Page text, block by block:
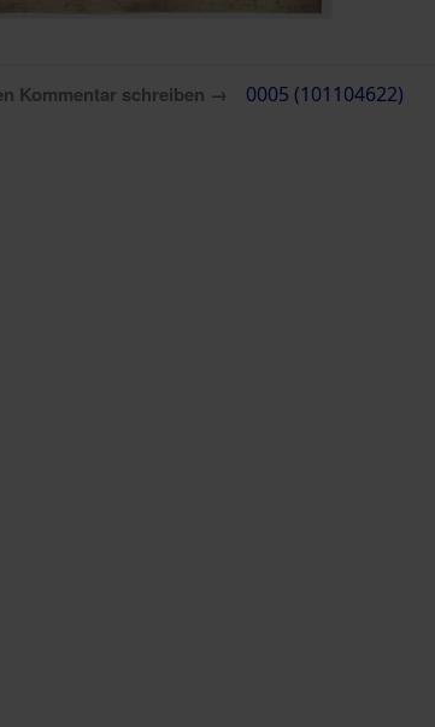
Kommentar schreiben → 0005 (101104622)